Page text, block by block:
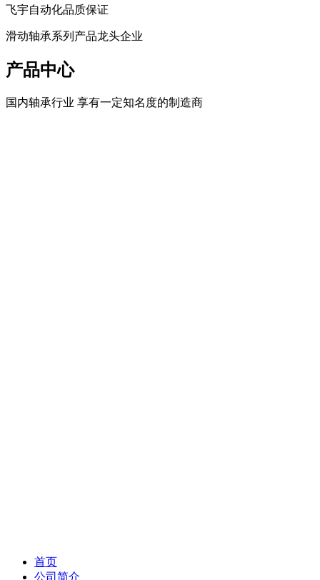
飞宇自动化品质保证
滑动轴承系列产品龙头企业
产品中心
国内轴承行业 享有一定知名度的制造商
首页
公司简介